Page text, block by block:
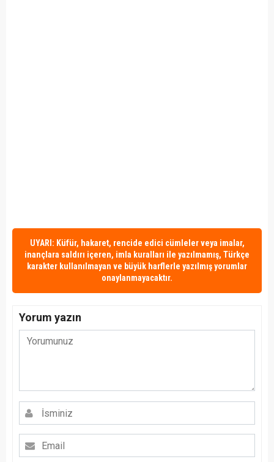
UYARI: Küfür, hakaret, rencide edici cümleler veya imalar,
inançlara saldırı içeren, imla kuralları ile yazılmamış, Türkçe
karakter kullanılmayan ve büyük harflerle yazılmış yorumlar
onaylanmayacaktır.
Yorum yazın